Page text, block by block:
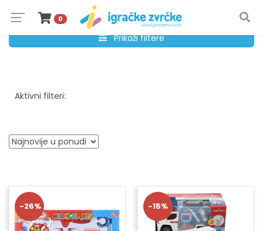
0
Prikaži filtere
Aktivni filteri:
-26% -15%